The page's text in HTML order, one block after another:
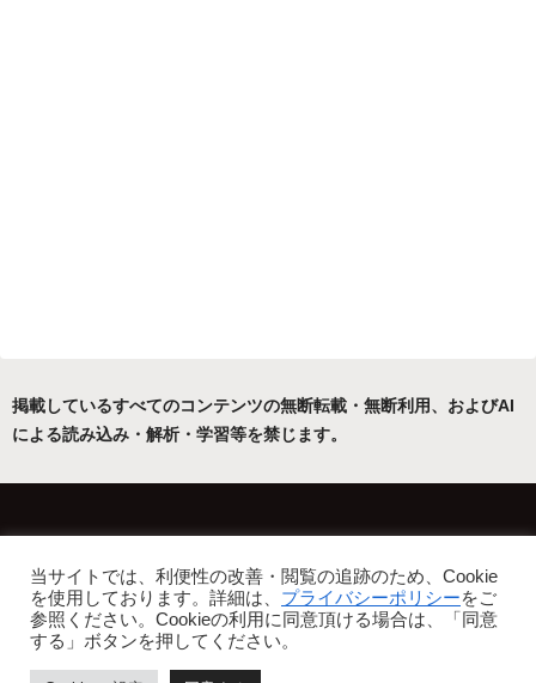
掲載しているすべてのコンテンツの無断転載・無断利用、およびAI
による読み込み・解析・学習等を禁じます。
プライバシーポリシー・免責事項
Copyright © 2022-2026 フリーアトリエ晴星 All Rights Reserved.
当サイトでは、利便性の改善・閲覧の追跡のため、Cookie
を使用しております。詳細は、 プライバシーポリシーをご
参照ください。Cookieの利用に同意頂ける場合は、「同意
する」ボタンを押してください。